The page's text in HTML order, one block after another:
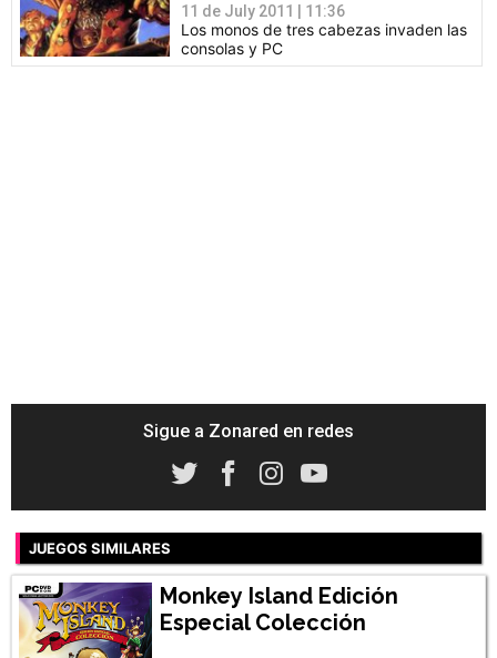
11 de July 2011 | 11:36
Los monos de tres cabezas invaden las
consolas y PC
Sigue a Zonared en redes
JUEGOS SIMILARES
Monkey Island Edición
Especial Colección